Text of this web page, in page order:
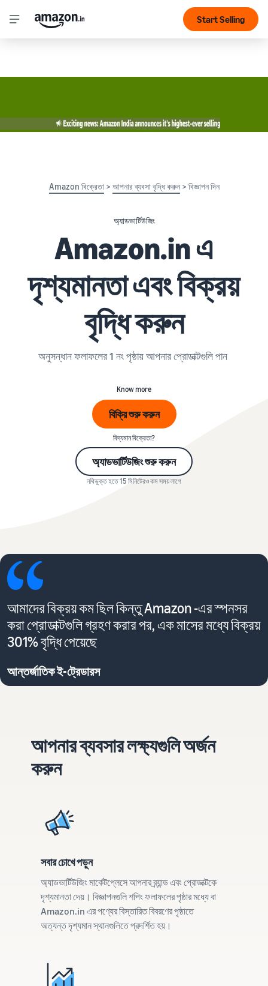
Start Selling
Amazon বিক্রেতা> আপনার ব্যবসা বৃদ্ধি করুন> বিজ্ঞাপন দিন
অ্যাডভার্টিউজিং
Amazon.in এ
দৃশ্যমানতা এবং বিক্রয়
বৃদ্ধি করুন
অনুসন্ধান ফলাফলের 1 নং পৃষ্ঠায় আপনার প্রোডাক্টগুলি পান
Know more
বিক্রি শুরু করুন
বিদ্যমান বিক্রেতা?
অ্যাডভার্টিউজিং শুরু করুন
নথিভুক্ত হতে 15 মিনিটেরও কম সময় লাগে
আমাদের বিক্রয় কম ছিল কিন্তু Amazon -এর স্পনসর
করা প্রোডাক্টগুলি গ্রহণ করার পর, এক মাসের মধ্যে বিক্রয়
301% বৃদ্ধি পেয়েছে
আন্তর্জাতিক ই-ট্রেডারস
আপনার ব্যবসার লক্ষ্যগুলি অর্জন
করুন
সবার চোখে পড়ুন
অ্যাডভার্টিউজিং মার্কেটপ্লেসে আপনার ব্র্যান্ড এবং প্রোডাক্টকে
দৃশ্যমানতা দেয়। বিজ্ঞাপনগুলি শপিং ফলাফলের পৃষ্ঠার মধ্যে বা
Amazon.in এর পণ্যের বিস্তারিত বিবরণের পৃষ্ঠাতে
অত্যন্ত দৃশ্যমান স্থানগুলিতে প্রদর্শিত হয়।